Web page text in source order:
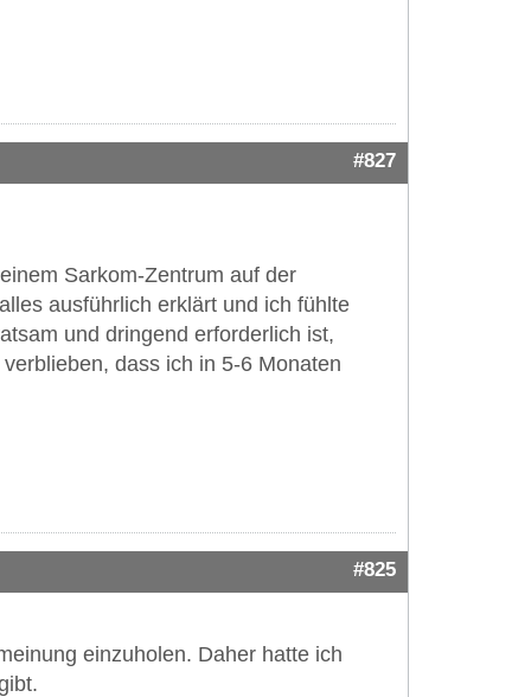
#827
Sarkom-Zentrum auf der
ausführlich erklärt und ich fühlte
und dringend erforderlich ist,
dass ich in 5-6 Monaten
#825
einzuholen. Daher hatte ich